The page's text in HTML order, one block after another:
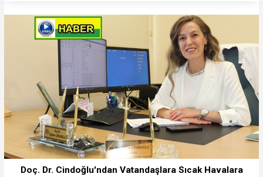
Doç. Dr. Cindoğlu'ndan Vatandaşlara Sıcak Havalara